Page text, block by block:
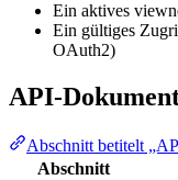
Ein aktives
Ein gültiges
OAuth2)
API-
Abschnitt betitelt
Abschnitt